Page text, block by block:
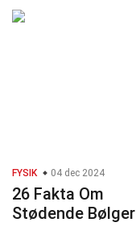
FYSIK 04 dec 2024
26 Fakta Om
Stødende Bølger